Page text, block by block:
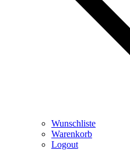
Wunschliste
Warenkorb
Logout